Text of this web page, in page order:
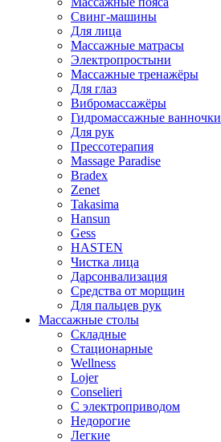
Свинг-машины
Для лица
Массажные матрасы
Электропростыни
Массажные тренажёры
Для глаз
Вибромассажёры
Гидромассажные ванночки
Для рук
Прессотерапия
Massage Paradise
Bradex
Zenet
Takasima
Hansun
Gess
HASTEN
Чистка лица
Дарсонвализация
Средства от морщин
Для пальцев рук
Массажные столы
Складные
Стационарные
Wellness
Lojer
Conselieri
С электроприводом
Недорогие
Легкие